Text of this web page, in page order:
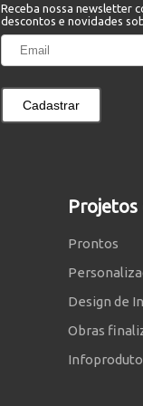
Receba nossa newsletter
descontos e novidades
Cadastrar
Projetos
Prontos
Design de
Obras